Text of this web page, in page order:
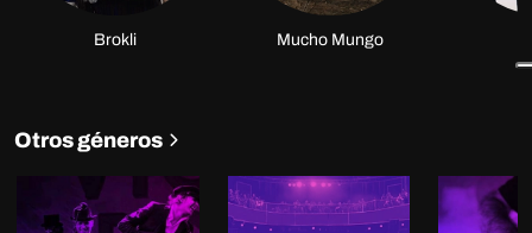
Brokli Mucho Mungo
Otros géneros